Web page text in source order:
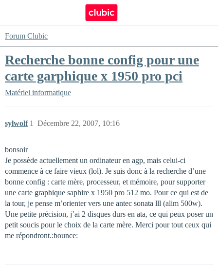
Forum Clubic
Recherche bonne config pour une
carte garphique x 1950 pro pci
Matériel informatique
sylwolf Décembre 22, 2007, 10:16
1
bonsoir
Je possède actuellement un ordinateur en agp, mais celui-ci
commence à ce faire vieux (lol). Je suis donc à la recherche d’une
bonne config : carte mère, processeur, et mémoire, pour supporter
une carte graphique saphire x 1950 pro 512 mo. Pour ce qui est de
la tour, je pense m’orienter vers une antec sonata lll (alim 500w).
Une petite précision, j’ai 2 disques durs en ata, ce qui peux poser un
petit soucis pour le choix de la carte mère. Merci pour tout ceux qui
me répondront.:bounce: